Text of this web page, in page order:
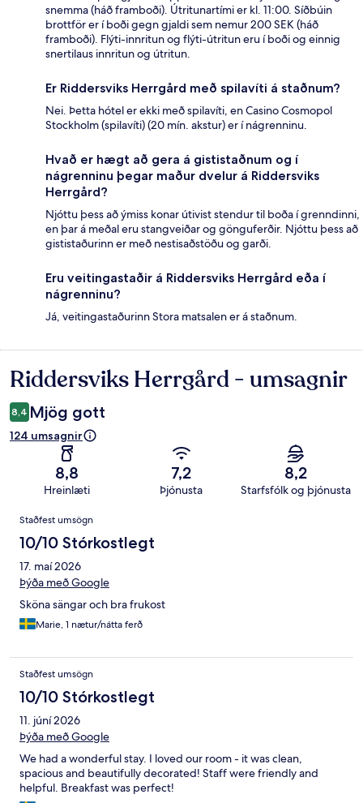
snemma (háð framboði). Útritunartími er kl. 11:00. Síðbúin
brottför er í boði gegn gjaldi sem nemur 200 SEK (háð
framboði). Flýti-innritun og flýti-útritun eru í boði og einnig
snertilaus innritun og útritun.
Er Riddersviks Herrgård með spilavíti á staðnum?
Nei. Þetta hótel er ekki með spilavíti, en Casino Cosmopol
Stockholm (spilavíti) (20 mín. akstur) er í nágrenninu.
Hvað er hægt að gera á gististaðnum og í
nágrenninu þegar maður dvelur á Riddersviks
Herrgård?
Njóttu þess að ýmiss konar útivist stendur til boða í grenndinni,
en þar á meðal eru stangveiðar og gönguferðir. Njóttu þess að
gististaðurinn er með nestisaðstöðu og garði.
Eru veitingastaðir á Riddersviks Herrgård eða í
nágrenninu?
Já, veitingastaðurinn Stora matsalen er á staðnum.
Umsagnir
Riddersviks Herrgård - umsagnir
8,4 Mjög gott
124 umsagnir
8,8
Hreinlæti
7,2
Þjónusta
8,2
Starfsfólk og þjónusta
Umsagnir
Staðfest umsögn
10/10 Stórkostlegt
17. maí 2026
Þýða með Google
Sköna sängar och bra frukost
Marie, 1 nætur/nátta ferð
Staðfest umsögn
10/10 Stórkostlegt
11. júní 2026
Þýða með Google
We had a wonderful stay. I loved our room - it was clean,
spacious and beautifully decorated! Staff were friendly and
helpful. Breakfast was perfect!